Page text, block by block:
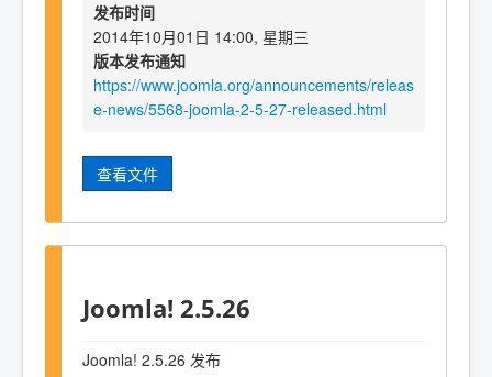
发布时间
2014年10月01日 14:00, 星期三
版本发布通知
https://www.joomla.org/announcements/releas
e-news/5568-joomla-2-5-27-released.html
查看文件
Joomla! 2.5.26
Joomla! 2.5.26 发布